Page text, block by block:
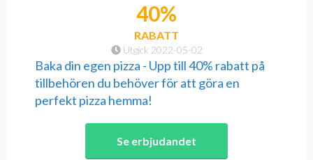
Utgick 2022-05-02
40%
RABATT
Baka din egen pizza - Upp till 40% rabatt på
tillbehören du behöver för att göra en
perfekt pizza hemma!
Se erbjudandet